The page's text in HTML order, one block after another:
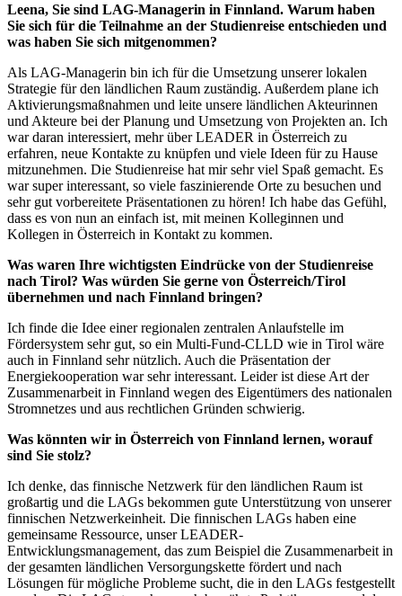
Leena, Sie sind LAG-Managerin in Finnland. Warum haben
Sie sich für die Teilnahme an der Studienreise entschieden und
was haben Sie sich mitgenommen?
Als LAG-Managerin bin ich für die Umsetzung unserer lokalen
Strategie für den ländlichen Raum zuständig. Außerdem plane ich
Aktivierungsmaßnahmen und leite unsere ländlichen Akteurinnen
und Akteure bei der Planung und Umsetzung von Projekten an. Ich
war daran interessiert, mehr über LEADER in Österreich zu
erfahren, neue Kontakte zu knüpfen und viele Ideen für zu Hause
mitzunehmen. Die Studienreise hat mir sehr viel Spaß gemacht. Es
war super interessant, so viele faszinierende Orte zu besuchen und
sehr gut vorbereitete Präsentationen zu hören! Ich habe das Gefühl,
dass es von nun an einfach ist, mit meinen Kolleginnen und
Kollegen in Österreich in Kontakt zu kommen.
Was waren Ihre wichtigsten Eindrücke von der Studienreise
nach Tirol? Was würden Sie gerne von Österreich/Tirol
übernehmen und nach Finnland bringen?
Ich finde die Idee einer regionalen zentralen Anlaufstelle im
Fördersystem sehr gut, so ein Multi-Fund-CLLD wie in Tirol wäre
auch in Finnland sehr nützlich. Auch die Präsentation der
Energiekooperation war sehr interessant. Leider ist diese Art der
Zusammenarbeit in Finnland wegen des Eigentümers des nationalen
Stromnetzes und aus rechtlichen Gründen schwierig.
Was könnten wir in Österreich von Finnland lernen, worauf
sind Sie stolz?
Ich denke, das finnische Netzwerk für den ländlichen Raum ist
großartig und die LAGs bekommen gute Unterstützung von unserer
finnischen Netzwerkeinheit. Die finnischen LAGs haben eine
gemeinsame Ressource, unser LEADER-
Entwicklungsmanagement, das zum Beispiel die Zusammenarbeit in
der gesamten ländlichen Versorgungskette fördert und nach
Lösungen für mögliche Probleme sucht, die in den LAGs festgestellt